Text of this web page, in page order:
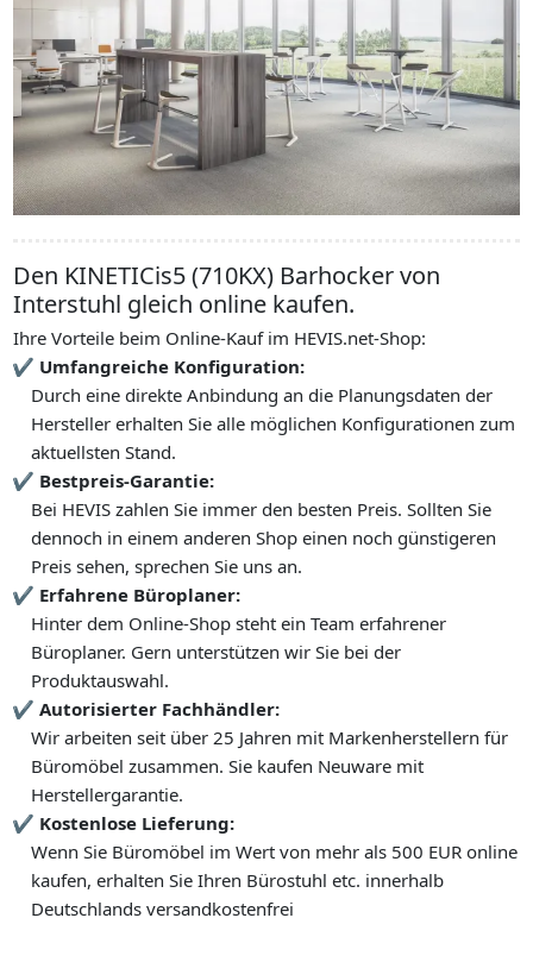
Den KINETICis5 (710KX) Barhocker von
Interstuhl gleich online kaufen.
Ihre Vorteile beim Online-Kauf im HEVIS.net-Shop:
Umfangreiche Konfiguration:
Durch eine direkte Anbindung an die Planungsdaten der
Hersteller erhalten Sie alle möglichen Konfigurationen zum
aktuellsten Stand.
Bestpreis-Garantie:
Bei HEVIS zahlen Sie immer den besten Preis. Sollten Sie
dennoch in einem anderen Shop einen noch günstigeren
Preis sehen, sprechen Sie uns an.
Erfahrene Büroplaner:
Hinter dem Online-Shop steht ein Team erfahrener
Büroplaner. Gern unterstützen wir Sie bei der
Produktauswahl.
Autorisierter Fachhändler:
Wir arbeiten seit über 25 Jahren mit Markenherstellern für
Büromöbel zusammen. Sie kaufen Neuware mit
Herstellergarantie.
Kostenlose Lieferung:
Wenn Sie Büromöbel im Wert von mehr als 500 EUR online
kaufen, erhalten Sie Ihren Bürostuhl etc. innerhalb
Deutschlands versandkostenfrei